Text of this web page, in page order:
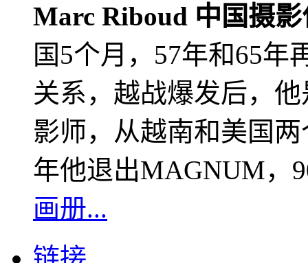
Marc Riboud 中国摄
国5个月，57年和65年
关系，越战爆发后，
影师，从越南和美国
年他退出MAGNUM，
画册...